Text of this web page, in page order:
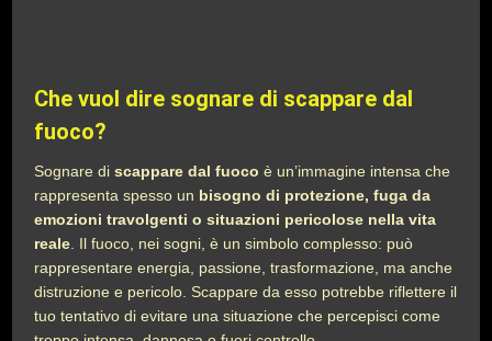
Che vuol dire sognare di scappare dal
fuoco?
Sognare discappare dal fuoco è un’immagine intensa che
rappresenta spesso un bisogno di protezione, fuga da
emozioni travolgenti o situazioni pericolose nella vita
reale . Il fuoco, nei sogni, è un simbolo complesso: può
rappresentare energia, passione, trasformazione, ma anche
distruzione e pericolo. Scappare da esso potrebbe riflettere il
tuo tentativo di evitare una situazione che percepisci come